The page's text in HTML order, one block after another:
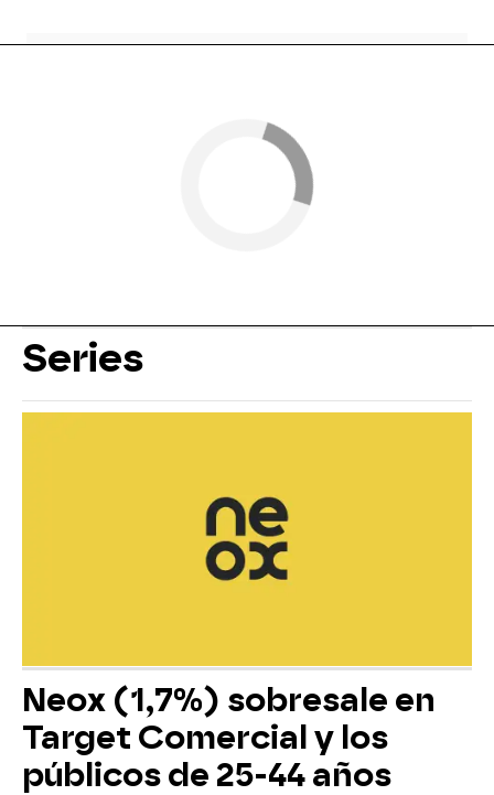
Series
Neox (1,7%) sobresale en
Target Comercial y los
públicos de 25-44 años